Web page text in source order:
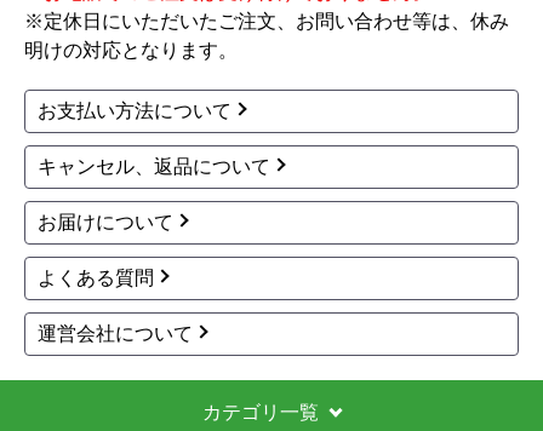
※定休日にいただいたご注文、お問い合わせ等は、休み
明けの対応となります。
お支払い方法について
キャンセル、返品について
お届けについて
よくある質問
運営会社について
カテゴリ一覧